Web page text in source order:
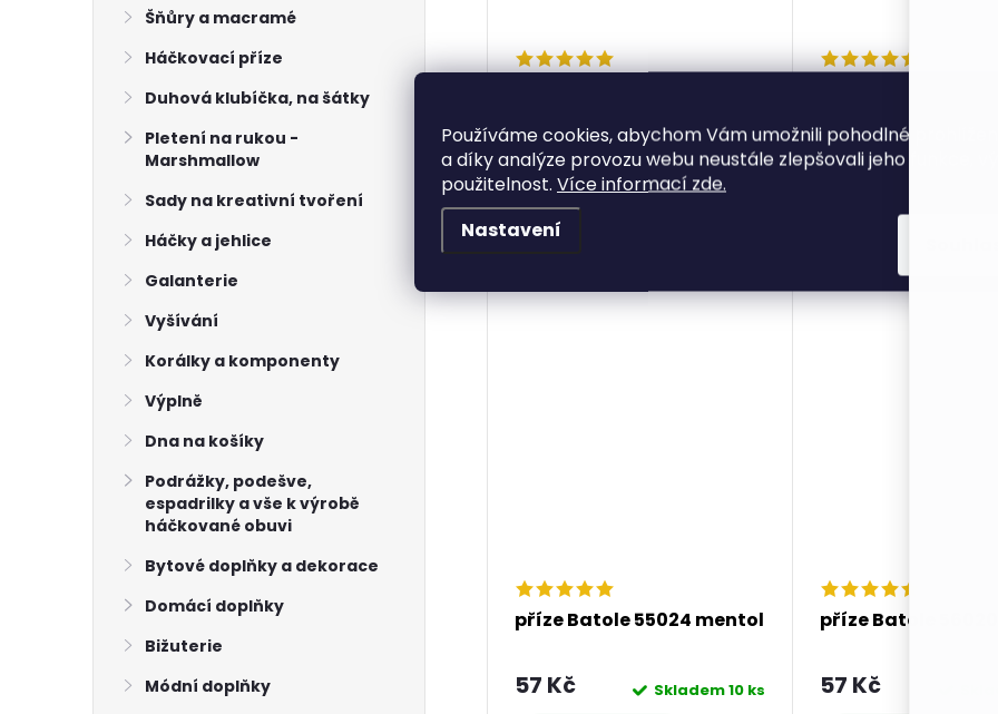
Používáme cookies, abychom Vám umožnili pohodlné prohlížení
a díky analýze provozu webu neustále zlepšovali jeho funkce,
použitelnost. Více informací zde.
Nastavení
Šňůry a macramé
Háčkovací příze
Duhová klubíčka, na šátky
Pletení na rukou -
Marshmallow
Sady na kreativní tvoření
Háčky a jehlice
Galanterie
Vyšívání
Korálky a komponenty
Výplně
Dna na košíky
Podrážky, podešve,
espadrilky a vše k výrobě
háčkované obuvi
Bytové doplňky a dekorace
Domácí doplňky
Bižuterie
Módní doplňky
57 Kč Skladem9 ks
DO KOŠÍKU
57 Kč
DO KOŠÍKU
příze Batole 55024 mentol
57 Kč Skladem10 ks
příze Batole 56020
57 Kč